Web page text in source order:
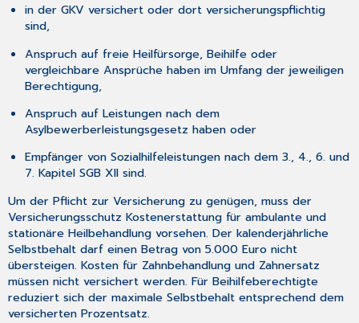
in der GKV versichert oder dort versicherungspflichtig
sind,
Anspruch auf freie Heilfürsorge, Beihilfe oder
vergleichbare Ansprüche haben im Umfang der jeweiligen
Berechtigung,
Anspruch auf Leistungen nach dem
Asylbewerberleistungsgesetz haben oder
Empfänger von Sozialhilfeleistungen nach dem 3., 4., 6. und
7. Kapitel SGB XII sind.
Um der Pflicht zur Versicherung zu genügen, muss der
Versicherungsschutz Kostenerstattung für ambulante und
stationäre Heilbehandlung vorsehen. Der kalenderjährliche
Selbstbehalt darf einen Betrag von 5.000 Euro nicht
übersteigen. Kosten für Zahnbehandlung und Zahnersatz
müssen nicht versichert werden. Für Beihilfeberechtigte
reduziert sich der maximale Selbstbehalt entsprechend dem
versicherten Prozentsatz.